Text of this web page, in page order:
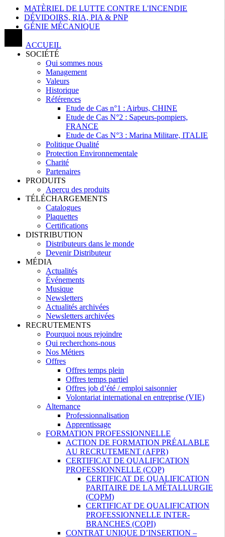
MATÈRIEL DE LUTTE CONTRE L'INCENDIE
DÉVIDOIRS, RIA, PIA & PNP
GÉNIE MÉCANIQUE
ACCUEIL
SOCIÉTÉ
Qui sommes nous
Management
Valeurs
Historique
Références
Etude de Cas n°1 : Airbus, CHINE
Etude de Cas N°2 : Sapeurs-pompiers,
FRANCE
Etude de Cas N°3 : Marina Militare, ITALIE
Politique Qualité
Protection Environnementale
Charité
Partenaires
PRODUITS
Aperçu des produits
TÉLÉCHARGEMENTS
Catalogues
Plaquettes
Certifications
DISTRIBUTION
Distributeurs dans le monde
Devenir Distributeur
MÉDIA
Actualités
Événements
Musique
Newsletters
Actualités archivées
Newsletters archivées
RECRUTEMENTS
Pourquoi nous rejoindre
Qui recherchons-nous
Nos Métiers
Offres
Offres temps plein
Offres temps partiel
Offres job d’été / emploi saisonnier
Volontariat international en entreprise (VIE)
Alternance
Professionnalisation
Apprentissage
FORMATION PROFESSIONNELLE
ACTION DE FORMATION PRÉALABLE
AU RECRUTEMENT (AFPR)
CERTIFICAT DE QUALIFICATION
PROFESSIONNELLE (CQP)
CERTIFICAT DE QUALIFICATION
PARITAIRE DE LA MÉTALLURGIE
(CQPM)
CERTIFICAT DE QUALIFICATION
PROFESSIONNELLE INTER-
BRANCHES (CQPI)
CONTRAT UNIQUE D’INSERTION –